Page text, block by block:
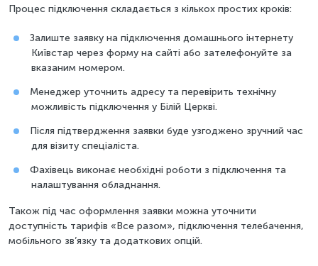
Процес підключення складається з кількох простих кроків:
Залиште заявку на підключення домашнього інтернету
Київстар через форму на сайті або зателефонуйте за
вказаним номером.
Менеджер уточнить адресу та перевірить технічну
можливість підключення у Білій Церкві.
Після підтвердження заявки буде узгоджено зручний час
для візиту спеціаліста.
Фахівець виконає необхідні роботи з підключення та
налаштування обладнання.
Також під час оформлення заявки можна уточнити
доступність тарифів «Все разом», підключення телебачення,
мобільного зв’язку та додаткових опцій.